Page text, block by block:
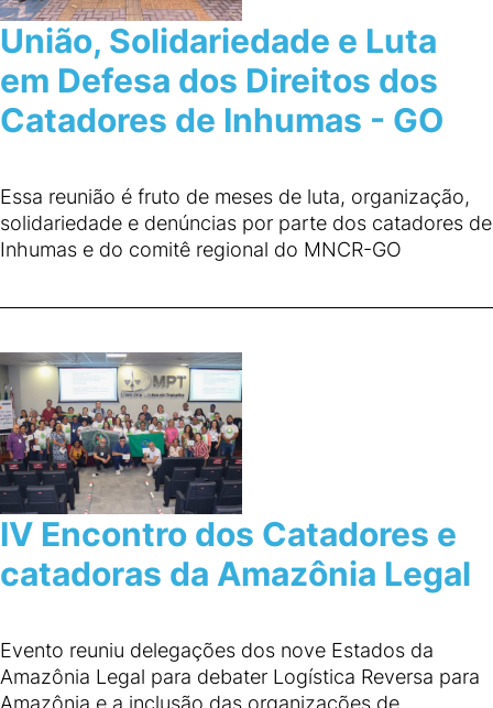
União, Solidariedade e Luta
em Defesa dos Direitos dos
Catadores de Inhumas - GO
Essa reunião é fruto de meses de luta, organização,
solidariedade e denúncias por parte dos catadores de
Inhumas e do comitê regional do MNCR-GO
IV Encontro dos Catadores e
catadoras da Amazônia Legal
Evento reuniu delegações dos nove Estados da
Amazônia Legal para debater Logística Reversa para
Amazônia e a inclusão das organizações de